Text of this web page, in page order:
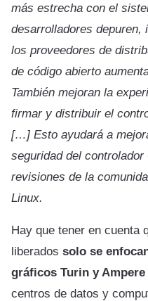
más estrecha con el
desarrolladores depuren,
los proveedores de
de código abierto
También mejoran la
firmar y distribuir el
[…] Esto ayudará a
seguridad del
revisiones de la
Linux.
Hay que tener en cuenta
liberados solo se
gráficos Turin y Ampere
centros de datos y